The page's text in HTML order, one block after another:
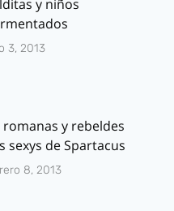
y niños
3, 2013
romanas y rebeldes
sexys de Spartacus
8, 2013